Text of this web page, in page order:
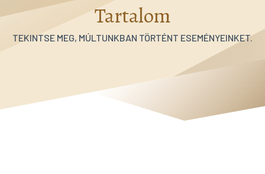
Tartalom
TEKINTSE MEG, MÚLTUNKBAN TÖRTÉNT ESEMÉNYEINKET.